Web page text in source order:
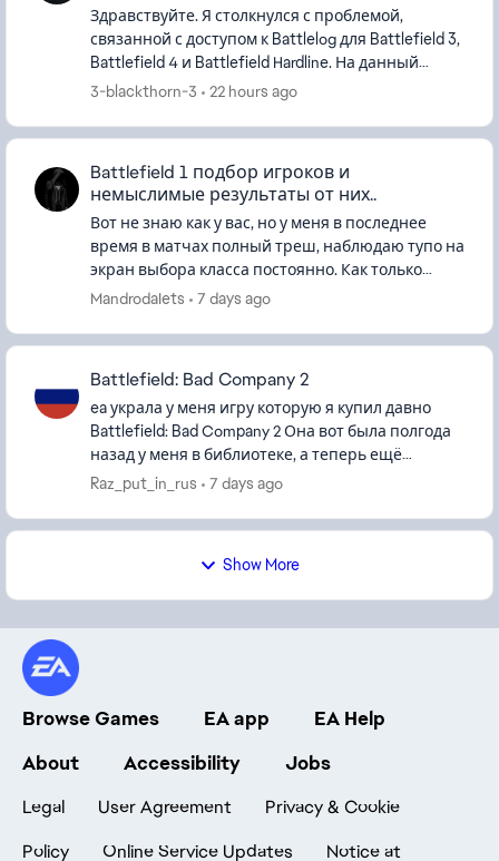
Здравствуйте. Я столкнулся с проблемой,
связанной с доступом к Battlelog для Battlefield 3,
Battlefield 4 и Battlefield Hardline. На данный
момент не могу войти ни на один сервер в этих
3-blackthorn-3 22 hours ago
Battlefield 1 подбор игроков и
немыслимые результаты от них..
Вот не знаю как у вас, но у меня в последнее
время в матчах полный треш, наблюдаю тупо на
экран выбора класса постоянно. Как только
респаун сразу тут же прилетает в голову или
MandrodaIets 7 days ago
Battlefield: Bad Company 2
ea украла у меня игру которую я купил давно
Battlefield: Bad Company 2 Она вот была полгода
назад у меня в библиотеке, а теперь ещё
battlefield 3 украла Требует ввести ключ
Raz_put_in_rus 7 days ago
Show More
Browse Games EA app
EA Help
About
Accessibility Jobs
Legal User Agreement
Privacy & Cookie
Policy
Online Service Updates Notice at